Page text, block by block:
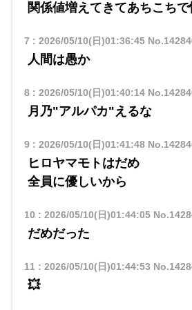
関係値増えてきてあちこち
7 : 2026/05/10(日)01:36:45
人間は愚か
8: 2026/05/10(日)01:40:14
月乃"アルパカ"えるな
9: 2026/05/10(日)01:41:48
ヒロヤマモトはだめ
全員に優しいから
10 : 2026/05/10(日)01:44:05
だめだった
11: 2026/05/10(日)01:44:53
💥